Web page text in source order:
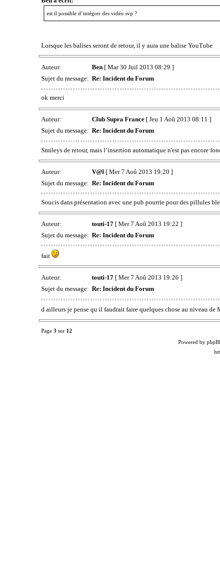
est il possible d’intégrer des vidéo svp ?
Lorsque les balises seront de retour, il y aura une balise YouTube
Auteur: Ben[ Mar 30 Juil 2013 08:29 ]
Sujet du message: Re: Incident du Forum
ok merci
Auteur: Club Supra France[ Jeu 1 Aoû 2013 08:11 ]
Sujet du message: Re: Incident du Forum
Smileys de retour, mais l’insertion automatique n'est pas encore
Auteur: V@l [ Mer 7 Aoû 2013 19:20 ]
Sujet du message: Re: Incident du Forum
Soucis dans présentation avec une pub pourrie pour des pillules
Auteur: touti-17[ Mer 7 Aoû 2013 19:22 ]
Sujet du message: Re: Incident du Forum
fait
Auteur: touti-17[ Mer 7 Aoû 2013 19:26 ]
Sujet du message: Re: Incident du Forum
d ailleurs je pense qu il faudrait faire quelques chose au niveau
Page 3 sur 12
Powered by